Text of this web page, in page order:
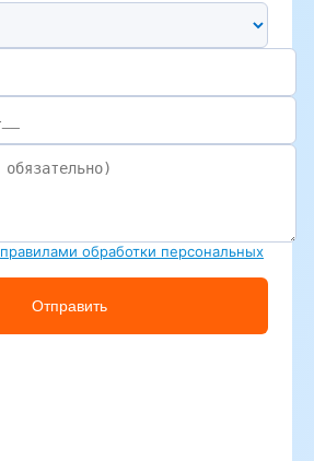
способ связи
правилами обработки персональных
Отправить